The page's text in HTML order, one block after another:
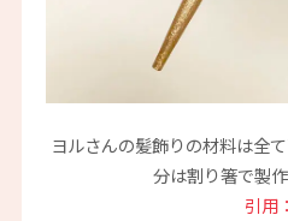
ヨルさんの髪飾りの材料は全
分は割り箸で製作
引用：